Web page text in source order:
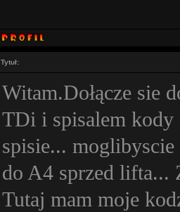
Tytuł:
Witam.Dołącze sie
TDi i spisalem kody
spisie...
do A4 sprzed lifta...
Tutaj mam moje